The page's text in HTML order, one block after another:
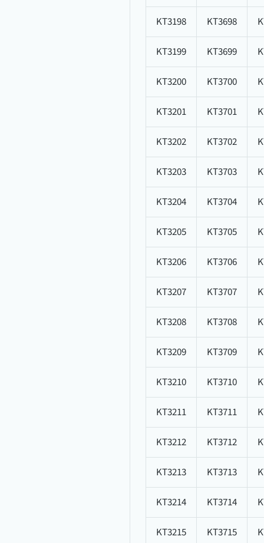
KT3198 KT3698
KT3199 KT3699
KT3200 KT3700
KT3201 KT3701
KT3202 KT3702
KT3203 KT3703
KT3204 KT3704
KT3205 KT3705
KT3206 KT3706
KT3207 KT3707
KT3208 KT3708
KT3209 KT3709
KT3210 KT3710
KT3211 KT3711
KT3212 KT3712
KT3213 KT3713
KT3214 KT3714
KT3215 KT3715